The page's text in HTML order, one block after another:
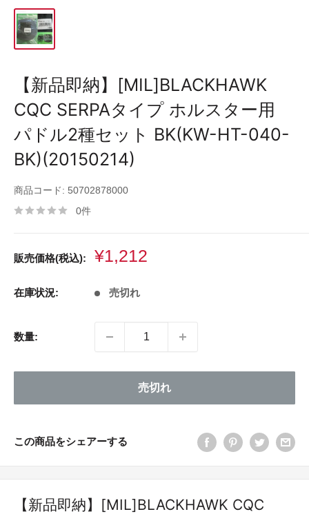
【新品即納】[MIL]BLACKHAWK
CQC SERPAタイプ ホルスター用
パドル2種セット BK(KW-HT-040-
BK)(20150214)
商品コード: 50702878000
0件
販売価格(税込):
販
価
¥1,212
在庫状況: 売切れ
数量:
売切れ
この商品をシェアーする
【新品即納】[MIL]BLACKHAWK CQC